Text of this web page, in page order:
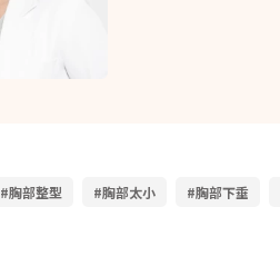
#胸部整型 #胸部太小 #胸部下垂